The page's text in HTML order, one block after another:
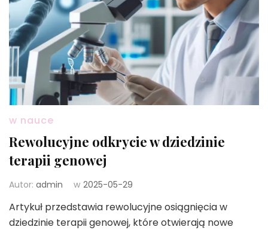
w nauce
Rewolucyjne odkrycie w dziedzinie
terapii genowej
Autor: admin w 2025-05-29
Artykuł przedstawia rewolucyjne osiągnięcia w
dziedzinie terapii genowej, które otwierają nowe